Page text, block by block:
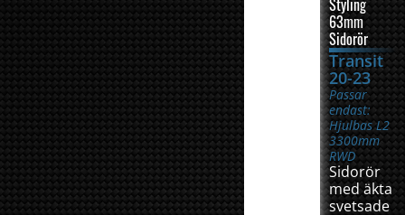
Styling
63mm
Sidorör
Transit
20-23
Passar
endast:
Hjulbas L2
3300mm
RWD
Sidorör
med äkta
svetsade